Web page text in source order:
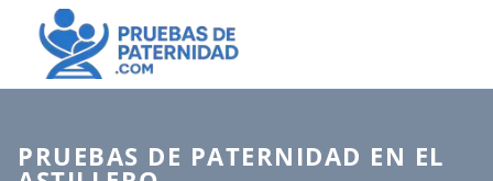
PRUEBAS DE PATERNIDAD EN EL